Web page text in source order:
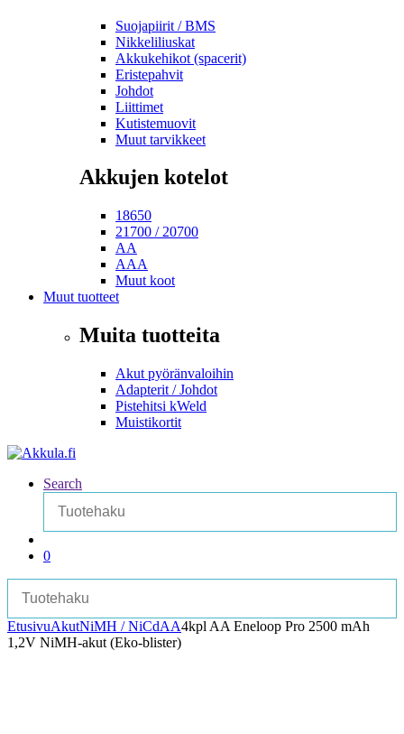
Suojapiirit / BMS
Nikkeliliuskat
Akkukehikot (spacerit)
Eristepahvit
Johdot
Liittimet
Kutistemuovit
Muut tarvikkeet
Akkujen kotelot
18650
21700 / 20700
AA
AAA
Muut koot
Muut tuotteet
Muita tuotteita
Akut pyöränvaloihin
Adapterit / Johdot
Pistehitsi kWeld
Muistikortit
Search
0
EtusivuAkutNiMH / NiCdAA4kpl AA Eneloop Pro 2500 mAh
1,2V NiMH-akut (Eko-blister)